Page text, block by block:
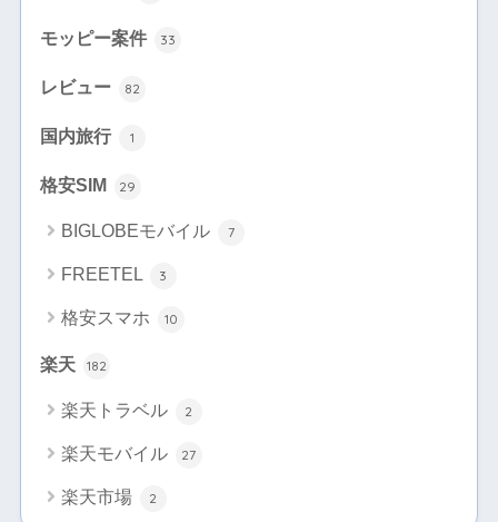
モッピー案件 33
レビュー 82
国内旅行 1
格安SIM 29
BIGLOBEモバイル 7
FREETEL 3
格安スマホ 10
楽天 182
楽天トラベル 2
楽天モバイル 27
楽天市場 2